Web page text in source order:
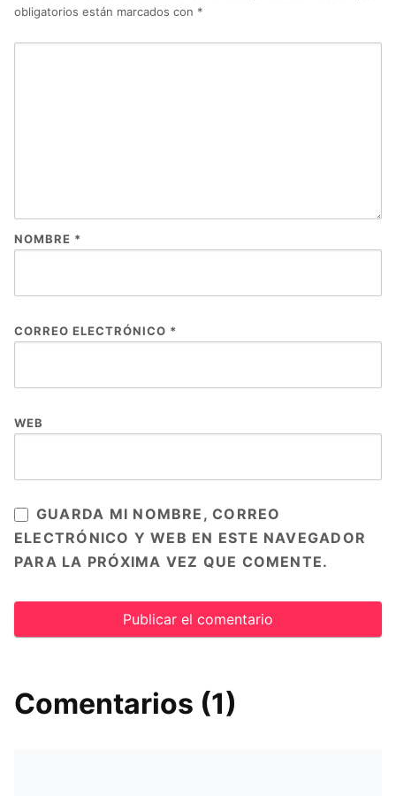
obligatorios están marcados con *
NOMBRE *
CORREO ELECTRÓNICO *
WEB
GUARDA MI NOMBRE, CORREO
ELECTRÓNICO Y WEB EN ESTE NAVEGADOR
PARA LA PRÓXIMA VEZ QUE COMENTE.
Comentarios (1)